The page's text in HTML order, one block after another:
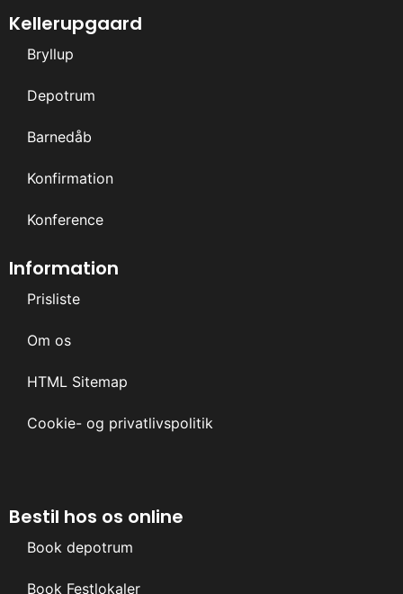
Kellerupgaard
Bryllup
Depotrum
Barnedåb
Konfirmation
Konference
Information
Prisliste
Om os
HTML Sitemap
Cookie- og privatlivspolitik
Bestil hos os online
Book depotrum
Book Festlokaler